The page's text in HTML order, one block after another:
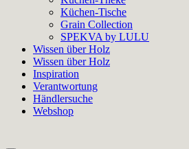
Küchen-Tische
Grain Collection
SPEKVA by LULU
Wissen über Holz
Wissen über Holz
Inspiration
Verantwortung
Händlersuche
Webshop